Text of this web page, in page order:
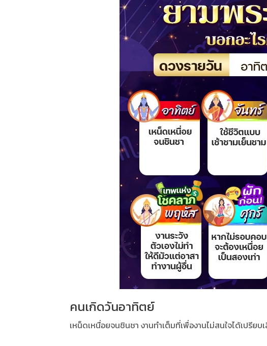
คนเกิดวันอาทิตย์
เหน็ดเหนื่อยจนชินชา งานทำเต็มที่เพื่องานไม่สนใจได้เปรียบ